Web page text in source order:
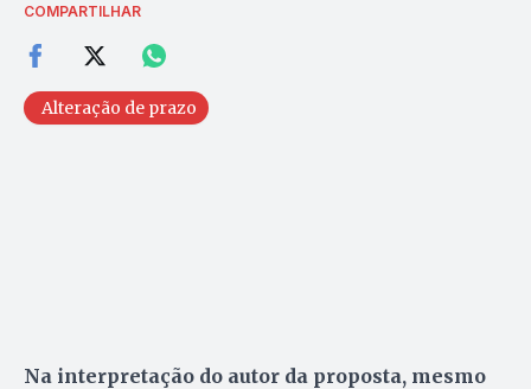
COMPARTILHAR
Alteração de prazo
Na interpretação do autor da proposta, mesmo